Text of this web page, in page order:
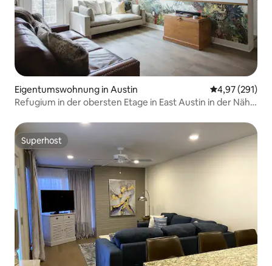
Eigentumswohnung in Austin
4,97 (291)
Refugium in der obersten Etage in East Austin in der Nähe
Superhost
Superhost